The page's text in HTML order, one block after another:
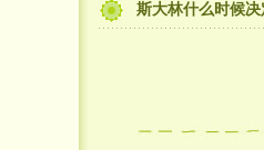
斯大林什么时候